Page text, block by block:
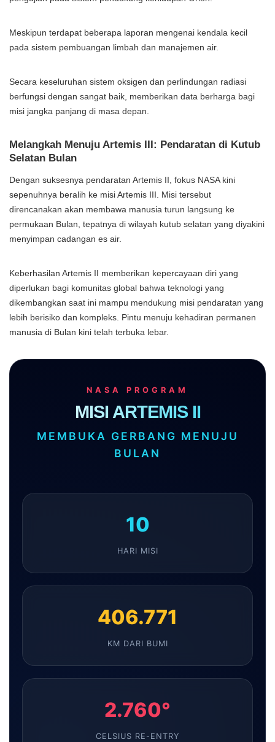
Meskipun terdapat beberapa laporan mengenai kendala kecil
pada sistem pembuangan limbah dan manajemen air.
Secara keseluruhan sistem oksigen dan perlindungan radiasi
berfungsi dengan sangat baik, memberikan data berharga bagi
misi jangka panjang di masa depan.
Melangkah Menuju Artemis III: Pendaratan di Kutub
Selatan Bulan
Dengan suksesnya pendaratan Artemis II, fokus NASA kini
sepenuhnya beralih ke misi Artemis III. Misi tersebut
direncanakan akan membawa manusia turun langsung ke
permukaan Bulan, tepatnya di wilayah kutub selatan yang diyakini
menyimpan cadangan es air.
Keberhasilan Artemis II memberikan kepercayaan diri yang
diperlukan bagi komunitas global bahwa teknologi yang
dikembangkan saat ini mampu mendukung misi pendaratan yang
lebih berisiko dan kompleks. Pintu menuju kehadiran permanen
manusia di Bulan kini telah terbuka lebar.
NASA PROGRAM
MISI ARTEMIS II
MEMBUKA GERBANG MENUJU
BULAN
10
HARI MISI
406.771
KM DARI BUMI
2.760°
CELSIUS RE-ENTRY